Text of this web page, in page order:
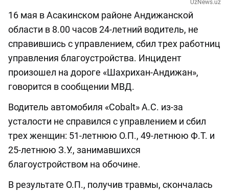
UzNews.uz
16 мая в Асакинском районе Андижанской
области в 8.00 часов 24-летний водитель, не
справившись с управлением, сбил трех работниц
управления благоустройства. Инцидент
произошел на дороге «Шахрихан-Андижан»,
говорится в сообщении МВД.
Водитель автомобиля «Cobalt» А.С. из-за
усталости не справился с управлением и сбил
трех женщин: 51-летнюю О.П., 49-летнюю Ф.Т. и
25-летнюю З.У., занимавшихся
благоустройством на обочине.
В результате О.П., получив травмы, скончалась